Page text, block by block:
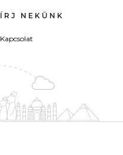
ÍRJ NEKÜNK
Kapcsolat